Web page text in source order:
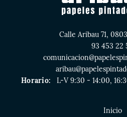
Calle Aribau 71,
93 453 22
Horario:
L-V 9:30 - 14:00,
Inicio